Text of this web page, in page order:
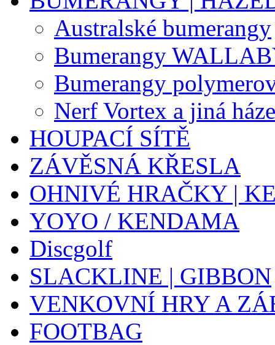
Australské bumerangy
Bumerangy
Bumerangy
Nerf Vortex a jiná
HOUPACÍ SÍTĚ
ZÁVĚSNÁ KŘESLA
OHNIVÉ HRAČKY |
YOYO / KENDAMA
Discgolf
SLACKLINE | GIBBON
VENKOVNÍ HRY A
FOOTBAG